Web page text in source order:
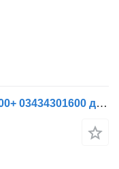
Роликовий підшипник SAF SK 500+ 03434301600 до причепа